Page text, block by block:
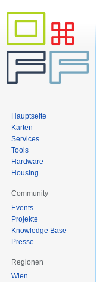
Hauptseite
Karten
Services
Tools
Hardware
Housing
Community
Events
Projekte
Knowledge Base
Presse
Regionen
Wien